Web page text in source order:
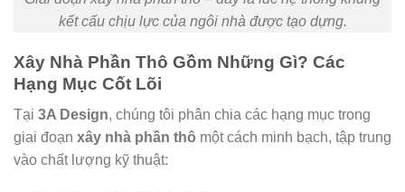
kết cấu chịu lực của ngôi nhà được tạo dựng.
Xây Nhà Phần Thô Gồm Những Gì? Các
Hạng Mục Cốt Lõi
Tại 3A Design, chúng tôi phân chia các hạng mục trong
giai đoạn xây nhà phần thô một cách minh bạch, tập trung
vào chất lượng kỹ thuật: